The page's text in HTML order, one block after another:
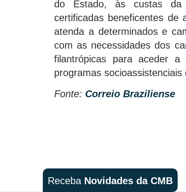
do Estado, às custas da
certificadas beneficentes de
atenda a determinados e
com as necessidades dos
filantrópicas para aceder
programas socioassistenciais
Fonte: Correio Braziliense
Receba Novidades da CMB